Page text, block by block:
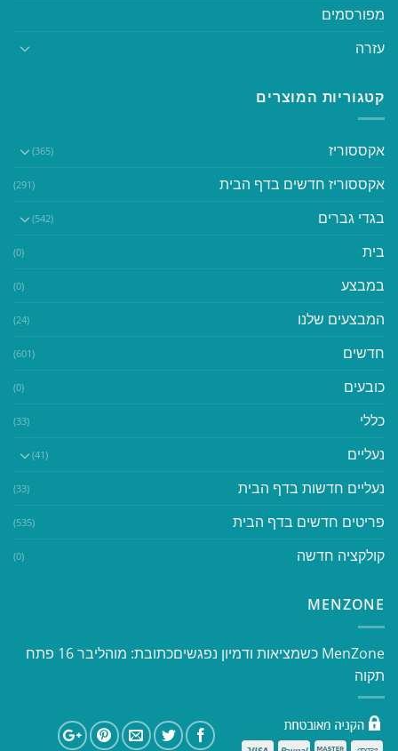
מפורסמים
עזרה
קטגוריות המוצרים
אקססוריז (365)
אקססוריז חדשים בדף הבית (291)
בגדי גברים (542)
בית (0)
במבצע (0)
המבצעים שלנו (24)
חדשים (601)
כובעים (0)
כללי (33)
נעליים (41)
נעליים חדשות בדף הבית (33)
פריטים חדשים בדף הבית (535)
קולקציה חדשה (0)
MENZONE
​​MenZone כשמציאות ודמיון נפגשים​ כתובת: מוהליבר 16 פתח
תקוה